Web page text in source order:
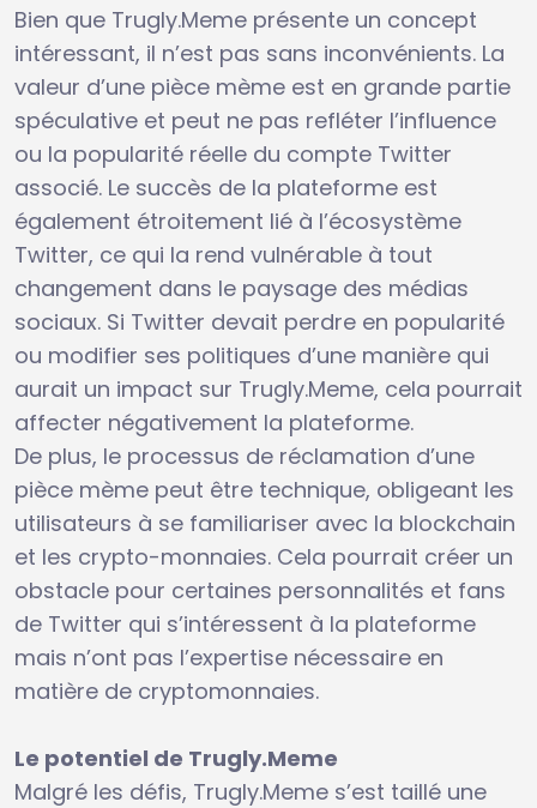
Bien que Trugly.Meme présente un concept
intéressant, il n’est pas sans inconvénients. La
valeur d’une pièce mème est en grande partie
spéculative et peut ne pas refléter l’influence
ou la popularité réelle du compte Twitter
associé. Le succès de la plateforme est
également étroitement lié à l’écosystème
Twitter, ce qui la rend vulnérable à tout
changement dans le paysage des médias
sociaux. Si Twitter devait perdre en popularité
ou modifier ses politiques d’une manière qui
aurait un impact sur Trugly.Meme, cela pourrait
affecter négativement la plateforme.
De plus, le processus de réclamation d’une
pièce mème peut être technique, obligeant les
utilisateurs à se familiariser avec la blockchain
et les crypto-monnaies. Cela pourrait créer un
obstacle pour certaines personnalités et fans
de Twitter qui s’intéressent à la plateforme
mais n’ont pas l’expertise nécessaire en
matière de cryptomonnaies.
Le potentiel de Trugly.Meme
Malgré les défis, Trugly.Meme s’est taillé une